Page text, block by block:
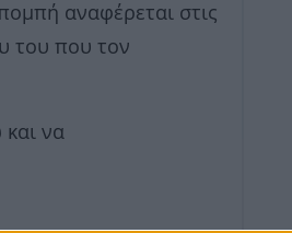
αναφέρεται στις
του που τον
να